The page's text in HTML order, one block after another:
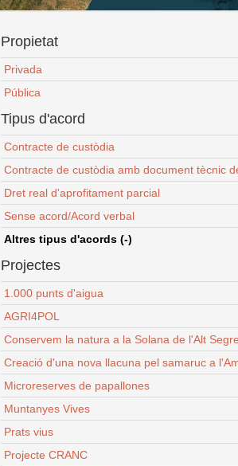
Propietat
Privada
Pública
Tipus d'acord
Contracte de custòdia
Contracte de custòdia amb document tècnic
Dret real d'aprofitament parcial
Sense acord/Acord verbal
Altres tipus d'acords (-)
Projectes
1.000 punts d'aigua
AGRI4POL
Conservem la natura a la Solana de l'Alt
Creació d'una nova llacuna pel samaruc a
Microreserves de papallones
Muntanyes Vives
Prats vius
Projecte CRANC